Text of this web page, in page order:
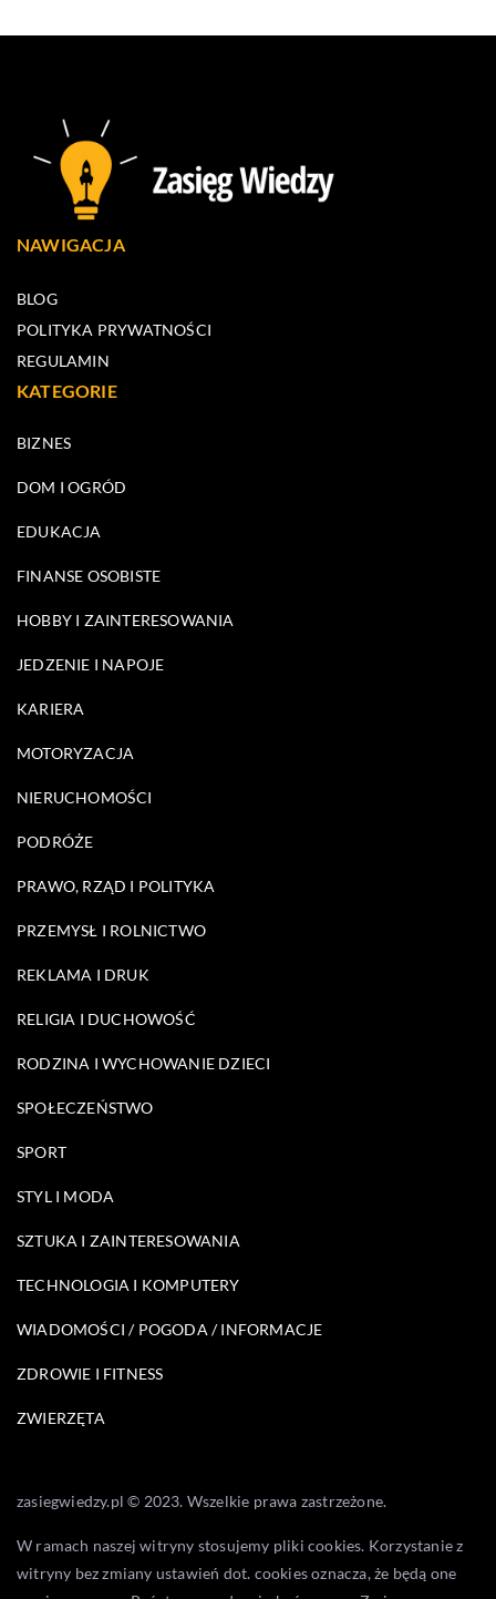
NAWIGACJA
BLOG
POLITYKA PRYWATNOŚCI
REGULAMIN
KATEGORIE
BIZNES
DOM I OGRÓD
EDUKACJA
FINANSE OSOBISTE
HOBBY I ZAINTERESOWANIA
JEDZENIE I NAPOJE
KARIERA
MOTORYZACJA
NIERUCHOMOŚCI
PODRÓŻE
PRAWO, RZĄD I POLITYKA
PRZEMYSŁ I ROLNICTWO
REKLAMA I DRUK
RELIGIA I DUCHOWOŚĆ
RODZINA I WYCHOWANIE DZIECI
SPOŁECZEŃSTWO
SPORT
STYL I MODA
SZTUKA I ZAINTERESOWANIA
TECHNOLOGIA I KOMPUTERY
WIADOMOŚCI / POGODA / INFORMACJE
ZDROWIE I FITNESS
ZWIERZĘTA
zasiegwiedzy.pl © 2023. Wszelkie prawa zastrzeżone.
W ramach naszej witryny stosujemy pliki cookies. Korzystanie z
witryny bez zmiany ustawień dot. cookies oznacza, że będą one